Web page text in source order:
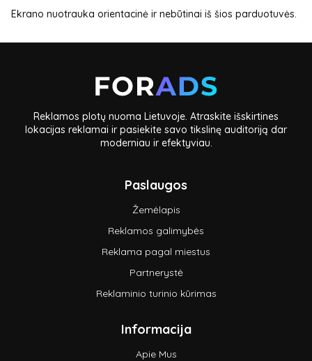
Ekrano nuotrauka orientacinė ir nebūtinai iš šios parduotuvės.
Reklamos plotų nuoma Lietuvoje. Atraskite išskirtines
lokacijas reklamai ir pasiekite savo tikslinę auditoriją dar
moderniau ir efektyviau.
Paslaugos
Žemėlapis
Reklamos galimybės
Reklama pagal miestus
Partnerystė
Reklaminio turinio kūrimas
Informacija
Apie Mus